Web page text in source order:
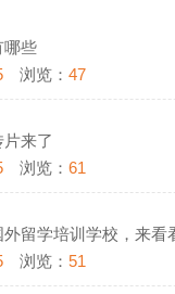
哪些
浏览：47
来了
浏览：61
留学培训学校，来看
浏览：51